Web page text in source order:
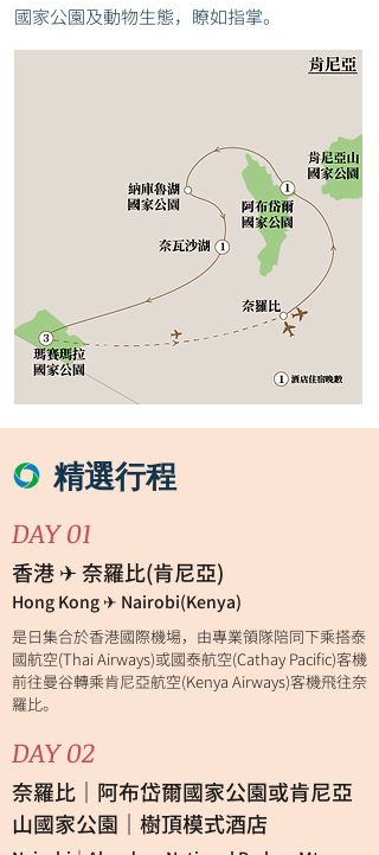
國家公園及動物生態，瞭如指掌。
精選行程
DAY 01
香港 ✈ 奈羅比(肯尼亞)
Hong Kong ✈ Nairobi(Kenya)
是日集合於香港國際機場，由專業領隊陪同下乘搭泰
國航空(Thai Airways)或國泰航空(Cathay Pacific)客機
前往曼谷轉乘肯尼亞航空(Kenya Airways)客機飛往奈
羅比。
DAY 02
奈羅比｜阿布岱爾國家公園或肯尼亞
山國家公園｜樹頂模式酒店